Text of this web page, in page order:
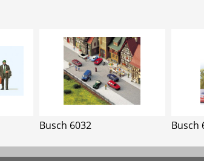
Busch 6032 Busch